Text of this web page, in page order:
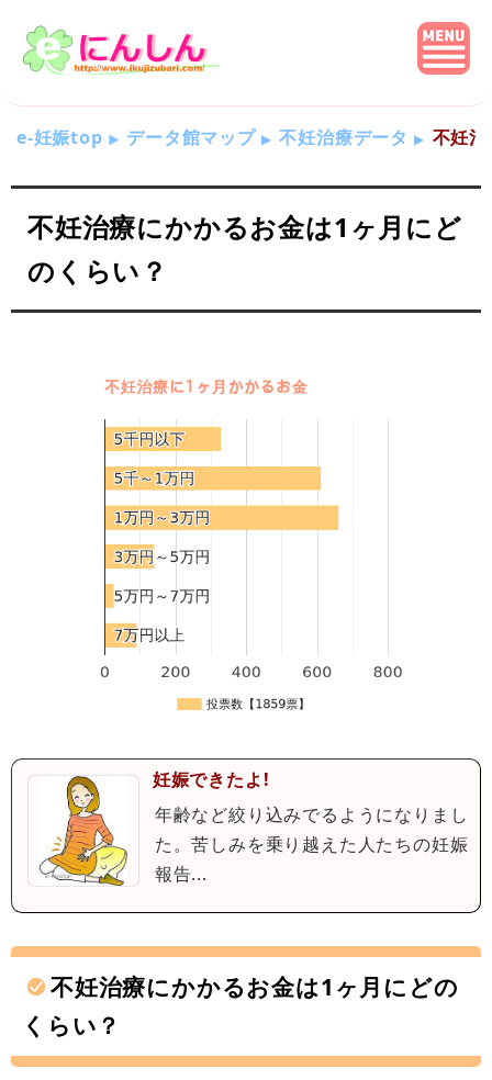
e-妊娠top データ館マップ 不妊治療データ 不妊
不妊治療にかかるお金は1ヶ月にど
のくらい？
妊娠できたよ!
年齢など絞り込みでるようになりまし
た。苦しみを乗り越えた人たちの妊娠
報告...
不妊治療にかかるお金は1ヶ月にどの
くらい？